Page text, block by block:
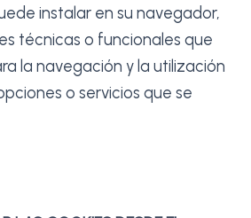
instalar en su navegador,
técnicas o funcionales que
la navegación y la utilización
o servicios que se